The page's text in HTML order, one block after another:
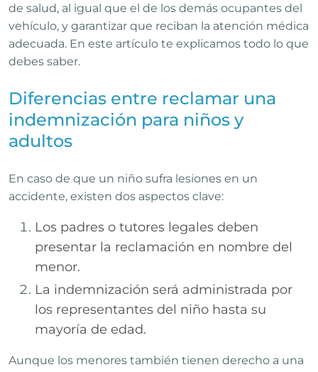
de salud, al igual que el de los demás ocupantes del
vehículo, y garantizar que reciban la atención médica
adecuada. En este artículo te explicamos todo lo que
debes saber.
Diferencias entre reclamar una
indemnización para niños y
adultos
En caso de que un niño sufra lesiones en un
accidente, existen dos aspectos clave:
Los padres o tutores legales deben
presentar la reclamación en nombre del
menor.
La indemnización será administrada por
los representantes del niño hasta su
mayoría de edad.
Aunque los menores también tienen derecho a una